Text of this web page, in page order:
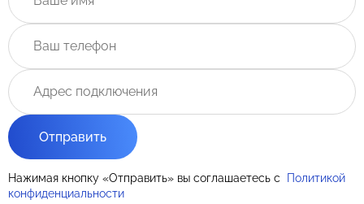
Отправить
Нажимая кнопку «Отправить» вы соглашаетесь с
Политикой
конфиденциальности